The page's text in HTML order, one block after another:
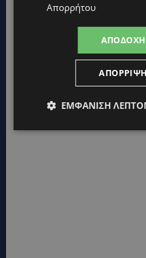
CYPRUS TOP
Απορρήτου
ΕΜΦΆΝΙΣΗ